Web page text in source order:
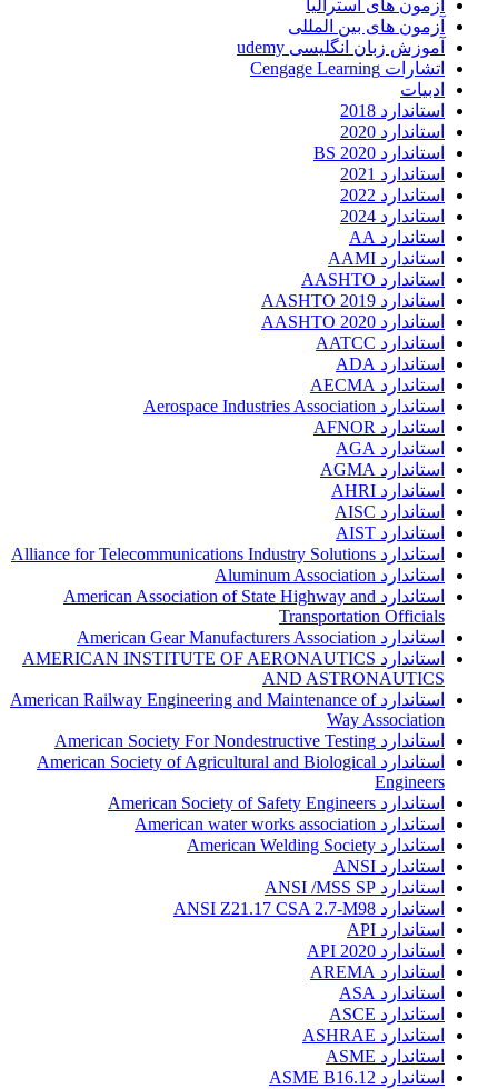
آزمون های استرالیا
آزمون های بین المللی
آموزش زبان انگلیسی udemy
اتشارات Cengage Learning
ادبیات
استاندارد 2018
استاندارد 2020
استاندارد 2020 BS
استاندارد 2021
استاندارد 2022
استاندارد 2024
استاندارد AA
استاندارد AAMI
استاندارد AASHTO
استاندارد AASHTO 2019
استاندارد AASHTO 2020
استاندارد AATCC
استاندارد ADA
استاندارد AECMA
استاندارد Aerospace Industries Association
استاندارد AFNOR
استاندارد AGA
استاندارد AGMA
استاندارد AHRI
استاندارد AISC
استاندارد AIST
استاندارد Alliance for Telecommunications Industry Solutions
استاندارد Aluminum Association
استاندارد American Association of State Highway and
Transportation Officials
استاندارد American Gear Manufacturers Association
استاندارد AMERICAN INSTITUTE OF AERONAUTICS
AND ASTRONAUTICS
استاندارد American Railway Engineering and Maintenance of
Way Association
استاندارد American Society For Nondestructive Testing
استاندارد American Society of Agricultural and Biological
Engineers
استاندارد American Society of Safety Engineers
استاندارد American water works association
استاندارد American Welding Society
استاندارد ANSI
استاندارد ANSI /MSS SP
استاندارد ANSI Z21.17 CSA 2.7-M98
استاندارد API
استاندارد API 2020
استاندارد AREMA
استاندارد ASA
استاندارد ASCE
استاندارد ASHRAE
استاندارد ASME
استاندارد ASME B16.12